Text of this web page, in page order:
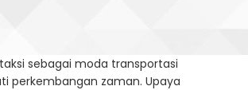
sebagai moda transportasi
perkembangan zaman. Upaya